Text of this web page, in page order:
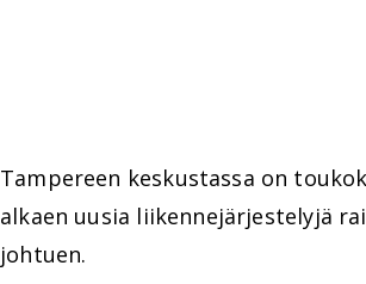
Tampereen keskustassa on
alkaen uusia liikennejärjestelyjä
johtuen.